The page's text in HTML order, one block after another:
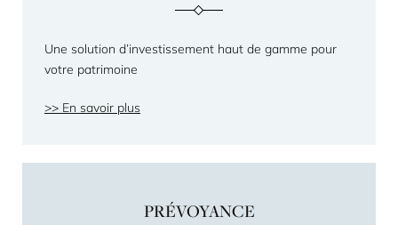
Une solution d’investissement haut de gamme pour
votre patrimoine
En savoir plus
PRÉVOYANCE